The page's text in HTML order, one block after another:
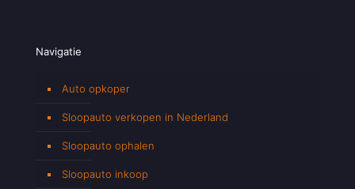
Navigatie
Auto opkoper
Sloopauto verkopen in Nederland
Sloopauto ophalen
Sloopauto inkoop